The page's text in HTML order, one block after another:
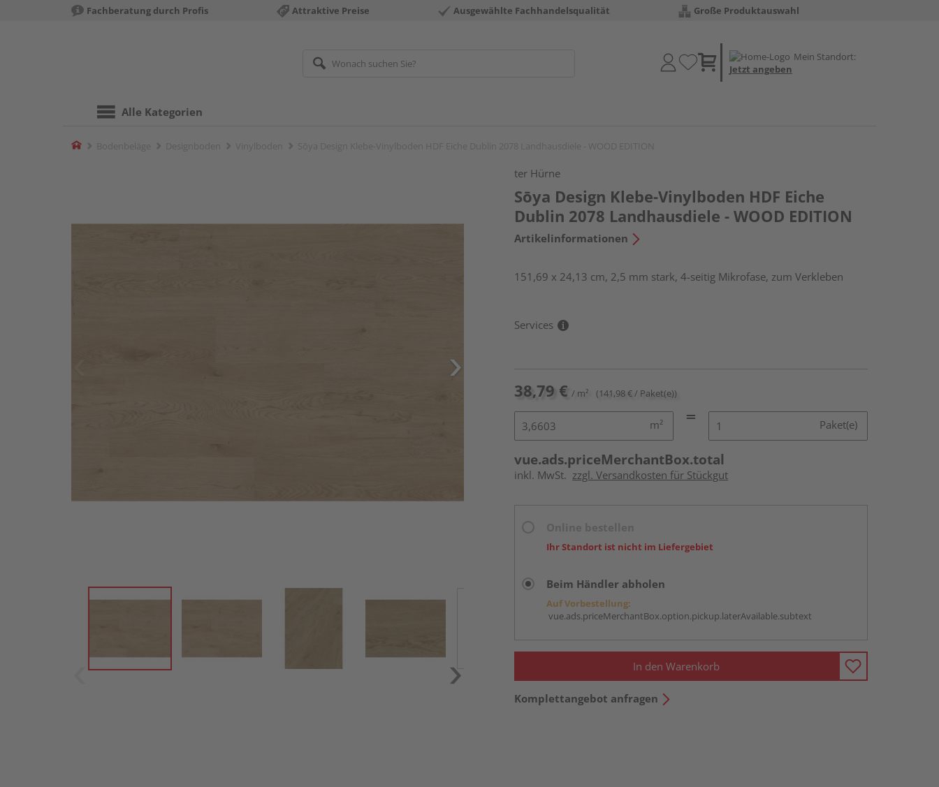
Fachberatung durch Profis Attraktive Preise Ausgewählte Fachhandelsqualität Große Produktauswahl
Mein Standort:
Jetzt angeben
Alle Kategorien
Home
ter Hürne
Sōya Design Klebe-Vinylboden HDF Eiche
Dublin 2078 Landhausdiele - WOOD EDITION
Artikelinformationen
151,69 x 24,13 cm, 2,5 mm stark, 4-seitig Mikrofase, zum Verkleben
Services
38,79 € / m² (141,98 € / Paket(e))
m² Paket(e)
vue.ads.priceMerchantBox.total
inkl. MwSt. zzgl. Versandkosten für Stückgut
Ihr Standort ist nicht im Liefergebiet
Beim Händler abholen
Auf Vorbestellung:
vue.ads.priceMerchantBox.option.pickup.laterAvailable.subtext
In den Warenkorb
Komplettangebot anfragen